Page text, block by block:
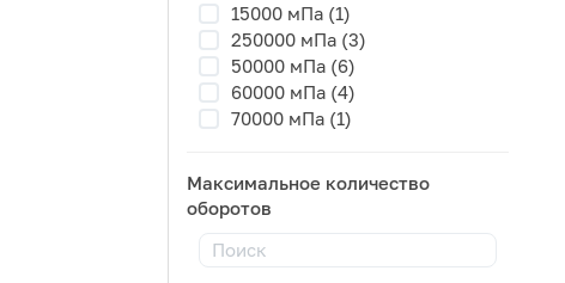
15000 мПа (1)
250000 мПа (3)
50000 мПа (6)
60000 мПа (4)
70000 мПа (1)
Максимальное количество
оборотов